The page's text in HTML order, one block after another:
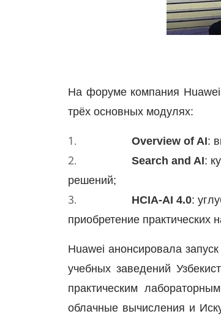
На форуме компания Huawei
трёх основных модулях:
1.Overview of AI:
2.Search and AI:
решений;
3. HCIA-AI 4.0:
приобретение
Huawei анонсировала
учебных заведений
практическим
облачные вычисления и